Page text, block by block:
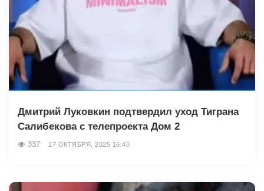
Дмитрий Луковкин подтвердил уход Тиграна
Салибекова с телепроекта Дом 2
337 17 ОКТЯБРЯ, 2025 16:40